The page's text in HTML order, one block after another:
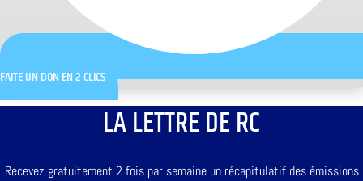
FAITE UN DON EN 2 CLICS
LA LETTRE DE RC
Recevez gratuitement 2 fois par semaine un récapitulatif des émissions